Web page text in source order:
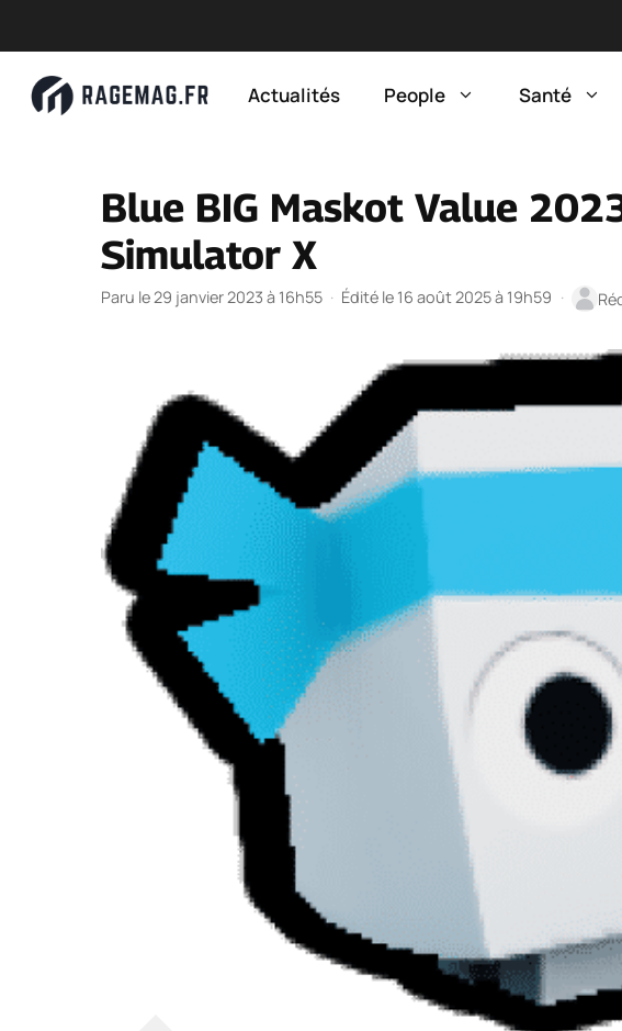
Actualités People Santé
Blue BIG Maskot Value
Simulator X
Paru le 29 janvier 2023 à 16h55 · Édité le 16 août 2025 à 19h59 ·